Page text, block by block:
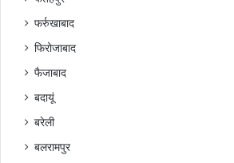
फर्रुखाबाद
फिरोजाबाद
फैजाबाद
बदायूं
बरेली
बलरामपुर